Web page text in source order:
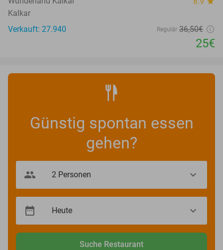
Kalkar
Verkauft: 27.940
Regulär 36,50€
25€
Günstig spontan essen
gehen?
Suche Restaurant